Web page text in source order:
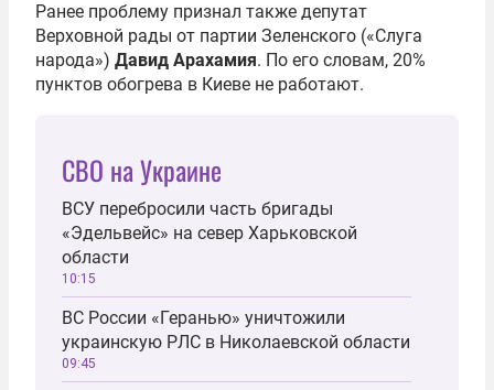
Ранее проблему признал также депутат
Верховной рады от партии Зеленского («Слуга
народа») Давид Арахамия. По его словам, 20%
пунктов обогрева в Киеве не работают.
СВО на Украине
ВСУ перебросили часть бригады
«Эдельвейс» на север Харьковской
области
10:15
ВС России «Геранью» уничтожили
украинскую РЛС в Николаевской области
09:45